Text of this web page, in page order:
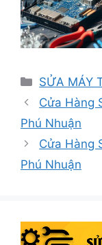
Danh
mục
SỬA MÁY
Cửa Hàng
Phú Nhuận
Cửa Hàng
Phú Nhuận